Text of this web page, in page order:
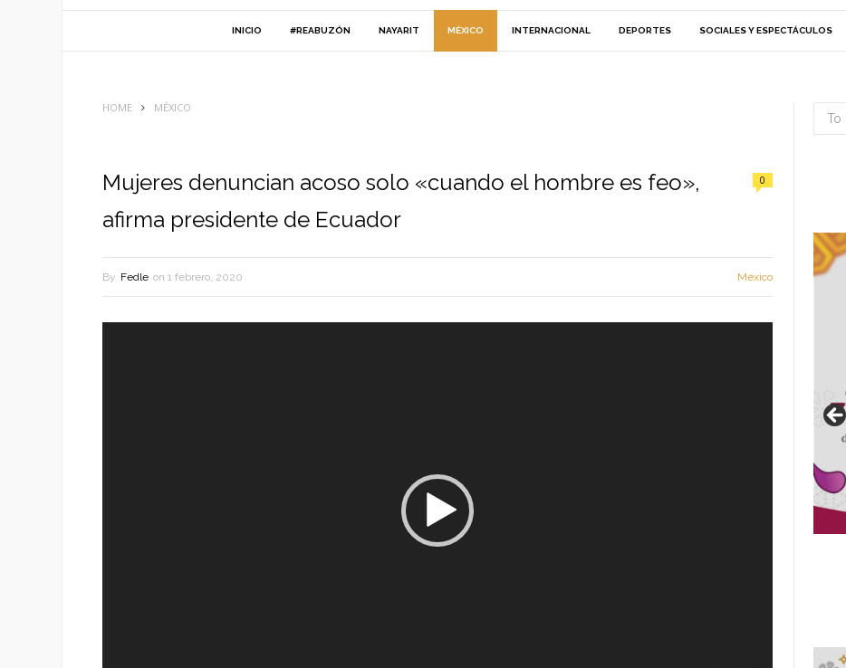
INICIO #REABUZÓN NAYARIT MÉXICO INTERNACIONAL DEPORTES SOCIALES Y ESPECTÁCULOS
HOME MÉXICO
Mujeres denuncian acoso solo «cuando el hombre es feo»,
afirma presidente de Ecuador
0
By Fedle on 1 febrero, 2020 México
Search
for: